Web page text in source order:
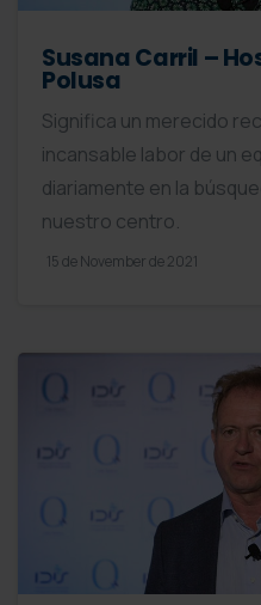
Susana Carril –
Polusa
Significa un merecido
incansable labor de un
diariamente en la
nuestro centro.
15 de November de 2021